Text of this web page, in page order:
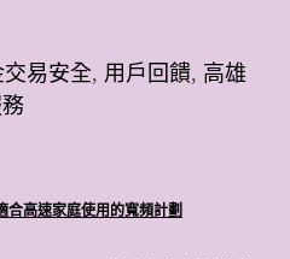
易安全, 用戶回饋, 高雄
合高速家庭使用的寬頻計劃